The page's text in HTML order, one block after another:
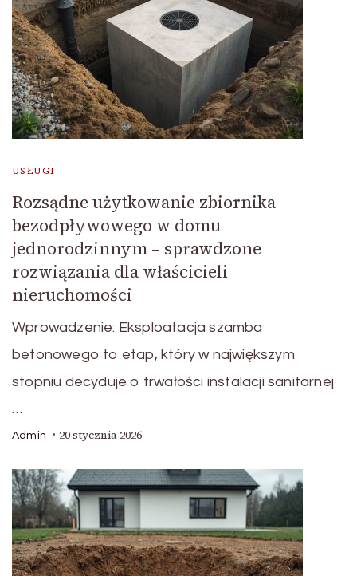
USŁUGI
Rozsądne użytkowanie zbiornika
bezodpływowego w domu
jednorodzinnym – sprawdzone
rozwiązania dla właścicieli
nieruchomości
Wprowadzenie: Eksploatacja szamba
betonowego to etap, który w największym
stopniu decyduje o trwałości instalacji sanitarnej
…
Admin 20 stycznia 2026